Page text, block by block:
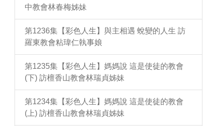
中教會林春梅姊妹
第1236集【彩色人生】與主相遇 蛻變的人生 訪
羅東教會粘瑋仁執事娘
第1235集【彩色人生】媽媽說 這是使徒的教會
(下) 訪檀香山教會林瑞貞姊妹
第1234集【彩色人生】媽媽說 這是使徒的教會
(上) 訪檀香山教會林瑞貞姊妹